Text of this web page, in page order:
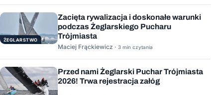
ŻEGLARSTWO
Zacięta rywalizacja i doskonałe warunki
podczas Żeglarskiego Pucharu
Trójmiasta
Maciej Frąckiewicz · 3 min czytania
Przed nami Żeglarski Puchar Trójmiasta
2026! Trwa rejestracja załóg